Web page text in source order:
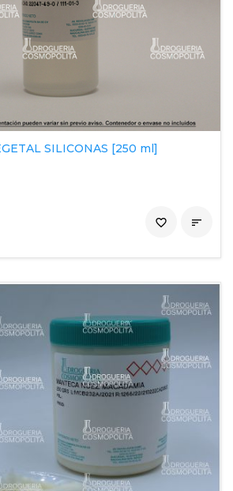
SILICONAS [250 ml]

favorite_border